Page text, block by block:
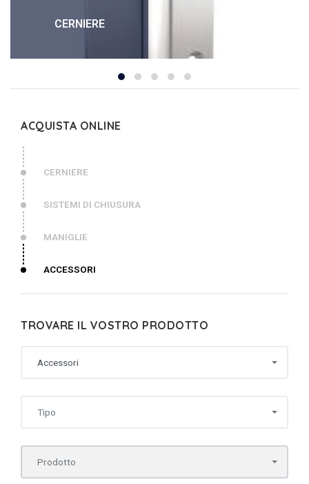
accessori in acciaio inossidabile, polimero, alluminio e
profili della gamma DIRAK: guarnizioni e bordi protettivi in
CERNIERE
ACQUISTA ONLINE
CERNIERE
SISTEMI DI CHIUSURA
MANIGLIE
ACCESSORI
TROVARE IL VOSTRO PRODOTTO
Accessori
Tipo
Prodotto